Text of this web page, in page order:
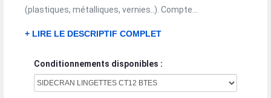
(plastiques, métalliques, vernies..). Compte...
+ LIRE LE DESCRIPTIF COMPLET
Conditionnements disponibles :